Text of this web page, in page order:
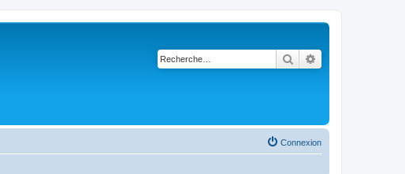
Rechercher
Connexion